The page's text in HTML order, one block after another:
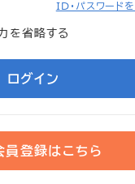
ID・パスワード
を省略する
ログイン
員登録はこちら